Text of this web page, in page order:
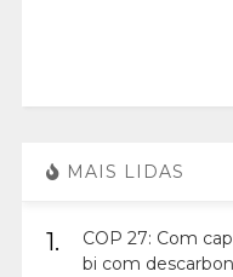
MAIS LIDAS
1.
COP 27: Com
bi com